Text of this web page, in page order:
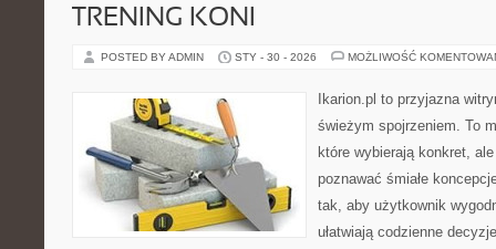
TRENING KONI
POSTED BY ADMIN STY - 30 - 2026 MOŻLIWOŚĆ
Ikarion.pl to przyjazna
świeżym spojrzeniem. To
które wybierają konkret,
poznawać śmiałe
tak, aby użytkownik
ułatwiają codzienne